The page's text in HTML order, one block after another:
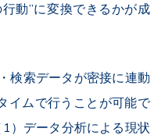
動”に変換できるかが成
検索データが密接に連動
イムで行うことが可能で
）データ分析による現状